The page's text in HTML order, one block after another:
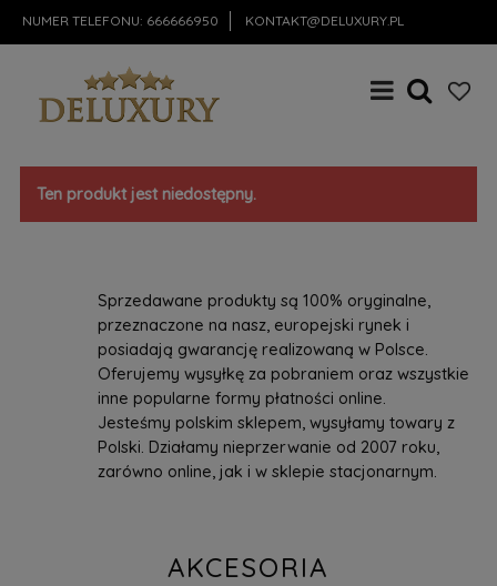
NUMER TELEFONU: 666666950 KONTAKT@DELUXURY.PL
Ten produkt jest niedostępny.
Sprzedawane produkty są 100% oryginalne,
przeznaczone na nasz, europejski rynek i
posiadają gwarancję realizowaną w Polsce.
Oferujemy wysyłkę za pobraniem oraz wszystkie
inne popularne formy płatności online.
Jesteśmy polskim sklepem, wysyłamy towary z
Polski. Działamy nieprzerwanie od 2007 roku,
zarówno online, jak i w sklepie stacjonarnym.
AKCESORIA